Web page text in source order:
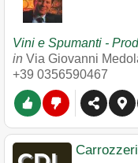
Vini e Spumanti -
in Via Giovanni
+39 0356590467